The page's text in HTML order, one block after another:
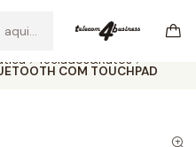
Ler mais
Teclados&Ratos
COM TOUCHPAD